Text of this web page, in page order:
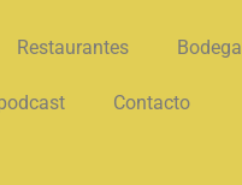
Restaurantes Bodega
Contacto